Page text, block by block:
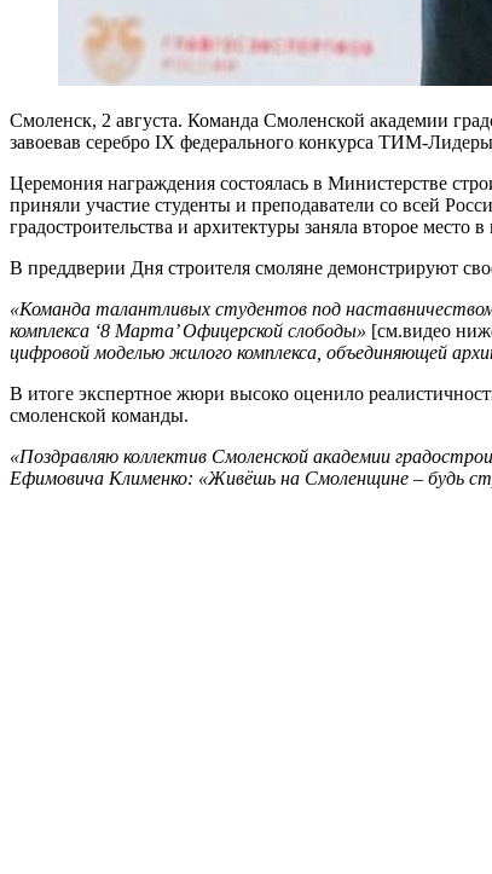
Смоленск, 2 августа. Команда Смоленской академии
завоевав серебро IX федерального конкурса ТИМ-
Церемония награждения состоялась в Министерстве
приняли участие студенты и преподаватели со всей
градостроительства и архитектуры заняла второе
В преддверии Дня строителя смоляне демонстрируют
«Команда талантливых студентов под
комплекса ‘8 Марта’ Офицерской слободы» [см.видео
цифровой моделью жилого комплекса, объединяющей
В итоге экспертное жюри высоко оценило
смоленской команды.
«Поздравляю коллектив Смоленской академии
Ефимовича Клименко: «Живёшь на Смоленщине – будь